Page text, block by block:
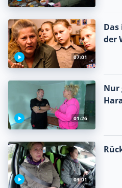
07:01
der
01:26
Nur
03:01